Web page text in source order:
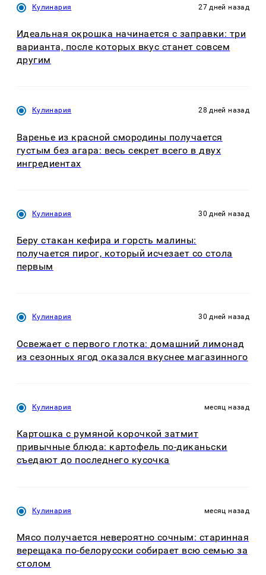
Кулинария 27 дней назад
Идеальная окрошка начинается с заправки: три
варианта, после которых вкус станет совсем
другим
Кулинария 28 дней назад
Варенье из красной смородины получается
густым без агара: весь секрет всего в двух
ингредиентах
Кулинария 30 дней назад
Беру стакан кефира и горсть малины:
получается пирог, который исчезает со стола
первым
Кулинария 30 дней назад
Освежает с первого глотка: домашний лимонад
из сезонных ягод оказался вкуснее магазинного
Кулинария месяц назад
Картошка с румяной корочкой затмит
привычные блюда: картофель по-диканьски
съедают до последнего кусочка
Кулинария месяц назад
Мясо получается невероятно сочным: старинная
верещака по-белорусски собирает всю семью за
столом